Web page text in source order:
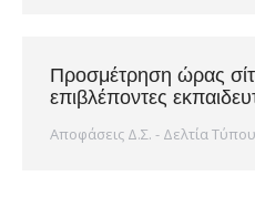
Προσμέτρηση ώρας
επιβλέποντες
Αποφάσεις Δ.Σ. - Δελτία Τύπου